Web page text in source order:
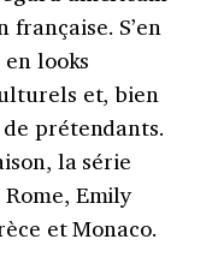
S’en
looks
et, bien
prétendants.
la série
Emily
et Monaco.